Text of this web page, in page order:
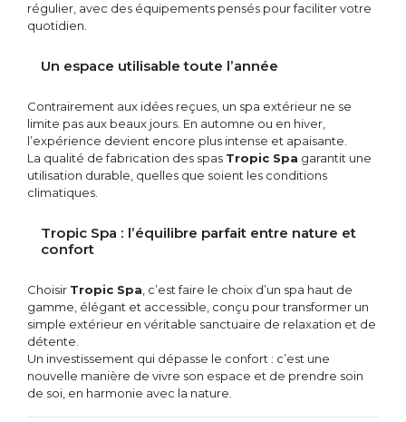
régulier, avec des équipements pensés pour faciliter votre
quotidien.
Un espace utilisable toute l’année
Contrairement aux idées reçues, un spa extérieur ne se
limite pas aux beaux jours. En automne ou en hiver,
l’expérience devient encore plus intense et apaisante.
La qualité de fabrication des spas Tropic Spa garantit une
utilisation durable, quelles que soient les conditions
climatiques.
Tropic Spa : l’équilibre parfait entre nature et
confort
Choisir Tropic Spa , c’est faire le choix d’un spa haut de
gamme, élégant et accessible, conçu pour transformer un
simple extérieur en véritable sanctuaire de relaxation et de
détente.
Un investissement qui dépasse le confort : c’est une
nouvelle manière de vivre son espace et de prendre soin
de soi, en harmonie avec la nature.